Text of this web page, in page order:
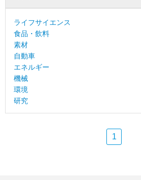
ライフサイエンス
食品・飲料
素材
自動車
エネルギー
機械
環境
研究
1